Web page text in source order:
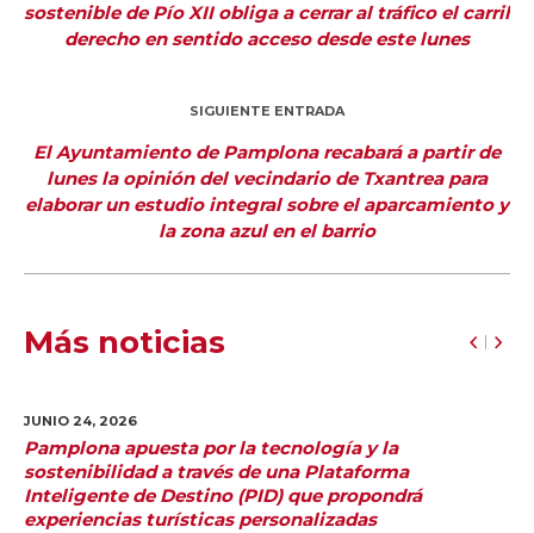
sostenible de Pío XII obliga a cerrar al tráfico el carril
derecho en sentido acceso desde este lunes
SIGUIENTE ENTRADA
El Ayuntamiento de Pamplona recabará a partir de
lunes la opinión del vecindario de Txantrea para
elaborar un estudio integral sobre el aparcamiento y
la zona azul en el barrio
Más noticias
JUNIO 24, 2026
Pamplona apuesta por la tecnología y la
sostenibilidad a través de una Plataforma
Inteligente de Destino (PID) que propondrá
experiencias turísticas personalizadas